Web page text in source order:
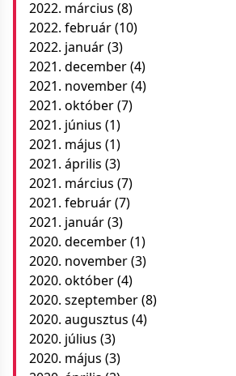
2022. március (8)
2022. február(10)
2022. január(3)
2021. december(4)
2021. november(4)
2021. október(7)
2021. június (1)
2021. május (1)
2021. április (3)
2021. március (7)
2021. február(7)
2021. január(3)
2020. december(1)
2020. november(3)
2020. október(4)
2020. szeptember(8)
2020. augusztus (4)
2020. július (3)
2020. május (3)